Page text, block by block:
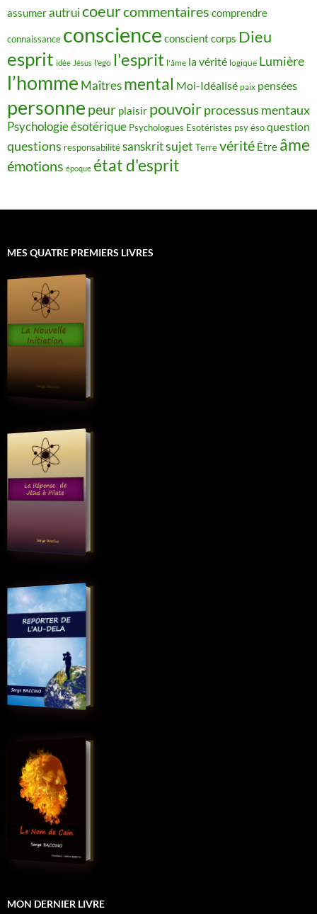
assumerautruicoeurcommentaires comprendre
connaissance conscience conscient corps Dieu
esprit idée Jésus l'ego l'esprit l'âme la vérité logique Lumière
l’homme Maîtres mental Moi-Idéalisé paix pensées
personne peur plaisir pouvoirprocessus mentaux
Psychologie ésotérique Psychologues Esotéristes psy ésoquestion
questions responsabilitésanskritsujet Terrevérité Être âme
émotions époque état d'esprit
MES QUATRE PREMIERS LIVRES
MON DERNIER LIVRE